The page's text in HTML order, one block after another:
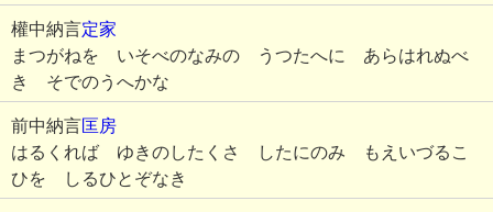
權中納言定家
まつがねを いそべのなみの うつたへに あらはれぬべ
き そでのうへかな
前中納言匡房
はるくれば ゆきのしたくさ したにのみ もえいづるこ
ひを しるひとぞなき